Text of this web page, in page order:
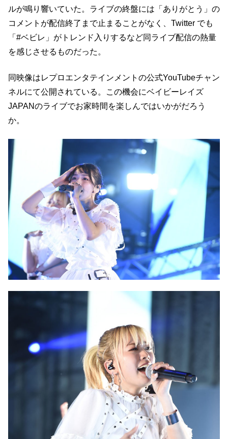
ルが鳴り響いていた。ライブの終盤には「ありがとう」の
コメントが配信終了まで止まることがなく、Twitter でも
「#ベビレ」がトレンド入りするなど同ライブ配信の熱量
を感じさせるものだった。
同映像はレプロエンタテインメントの公式YouTubeチャン
ネルにて公開されている。この機会にベイビーレイズ
JAPANのライブでお家時間を楽しんではいかがだろう
か。